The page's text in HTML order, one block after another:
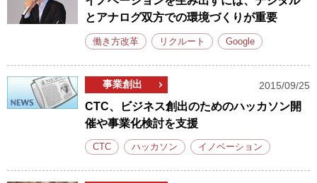
とアナログ双方での環境づくりが重要
働き方改革 リクルート Google
事業創出 2015/09/25
CTC、ビジネス創出のためのハッカソン開
催や事業化検討を支援
CTC ハッカソン イノベーション